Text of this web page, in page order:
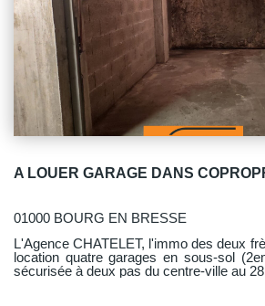
01000 BOURG EN BRESSE
L'Agence CHATELET, l'immo des deux
location quatre garages en sous-sol
sécurisée à deux pas du centre-ville au 28